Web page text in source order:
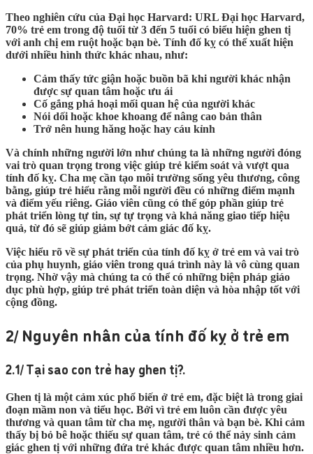
Theo nghiên cứu của Đại học Harvard: URL Đại học Harvard,
70% trẻ em trong độ tuổi từ 3 đến 5 tuổi có biểu hiện ghen tị
với anh chị em ruột hoặc bạn bè. Tính đố kỵ có thể xuất hiện
dưới nhiều hình thức khác nhau, như:
Cảm thấy tức giận hoặc buồn bã khi người khác nhận
được sự quan tâm hoặc ưu ái
Cố gắng phá hoại mối quan hệ của người khác
Nói dối hoặc khoe khoang để nâng cao bản thân
Trở nên hung hăng hoặc hay cáu kỉnh
Và chính những người lớn như chúng ta là những người đóng
vai trò quan trọng trong việc giúp trẻ kiểm soát và vượt qua
tính đố kỵ. Cha mẹ cần tạo môi trường sống yêu thương, công
bằng, giúp trẻ hiểu rằng mỗi người đều có những điểm mạnh
và điểm yếu riêng. Giáo viên cũng có thể góp phần giúp trẻ
phát triển lòng tự tin, sự tự trọng và khả năng giao tiếp hiệu
quả, từ đó sẽ giúp giảm bớt cảm giác đố kỵ.
Việc hiểu rõ về sự phát triển của tính đố kỵ ở trẻ em và vai trò
của phụ huynh, giáo viên trong quá trình này là vô cùng quan
trọng. Nhờ vậy mà chúng ta có thể có những biện pháp giáo
dục phù hợp, giúp trẻ phát triển toàn diện và hòa nhập tốt với
cộng đồng.
2/ Nguyên nhân của tính đố kỵ ở trẻ em
2.1/ Tại sao con trẻ hay ghen tị?.
Ghen tị là một cảm xúc phổ biến ở trẻ em, đặc biệt là trong giai
đoạn mầm non và tiểu học. Bởi vì trẻ em luôn cần được yêu
thương và quan tâm từ cha mẹ, người thân và bạn bè. Khi cảm
thấy bị bỏ bê hoặc thiếu sự quan tâm, trẻ có thể nảy sinh cảm
giác ghen tị với những đứa trẻ khác được quan tâm nhiều hơn.